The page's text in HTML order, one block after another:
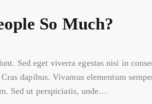
So Much?
Sed eget viverra egestas nisi in
dapibus. Vivamus elementum
Sed ut perspiciatis, unde…